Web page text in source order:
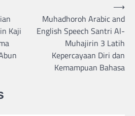
Kaji
Muhadhoroh Arabic and
English Speech Santri Al-
Muhajirin 3 Latih
Kepercayaan Diri dan
Kemampuan Bahasa
⟶